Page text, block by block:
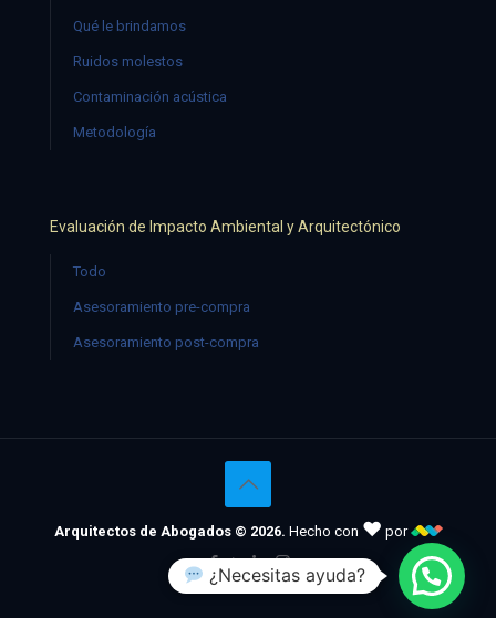
Qué le brindamos
Ruidos molestos
Contaminación acústica
Metodología
Evaluación de Impacto Ambiental y Arquitectónico
Todo
Asesoramiento pre-compra
Asesoramiento post-compra
Arquitectos de Abogados © 2026. Hecho con ♥ por
¿Necesitas ayuda?